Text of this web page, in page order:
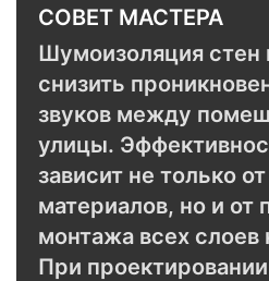
СОВЕТ МАСТЕРА
Шумоизоляция стен
снизить
звуков между
улицы.
зависит не только
материалов, но и от
монтажа всех слоев
При